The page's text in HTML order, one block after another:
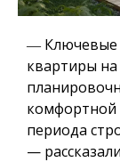
― Ключевые
квартиры
комфортной
периода
—